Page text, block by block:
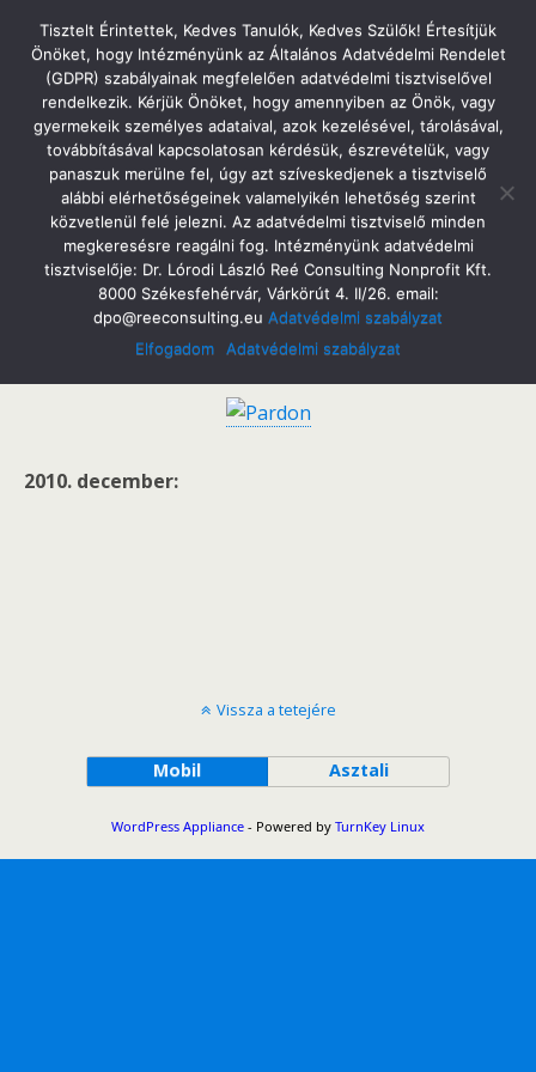
Tatabányai Árpád Gimnázium
Iskolaújság
Kedves diákok!
Megjelent az iskolaújság új száma. Jó szórakozást
2010. december:
Vissza a tetejére
Mobil Asztali
Tisztelt Érintettek, Kedves Tanulók, Kedves Szülők! Értesítjük
Önöket, hogy Intézményünk az Általános Adatvédelmi Rendelet
(GDPR) szabályainak megfelelően adatvédelmi tisztviselővel
rendelkezik. Kérjük Önöket, hogy amennyiben az Önök, vagy
gyermekeik személyes adataival, azok kezelésével, tárolásával,
továbbításával kapcsolatosan kérdésük, észrevételük, vagy
panaszuk merülne fel, úgy azt szíveskedjenek a tisztviselő
alábbi elérhetőségeinek valamelyikén lehetőség szerint
közvetlenül felé jelezni. Az adatvédelmi tisztviselő minden
megkeresésre reagálni fog. Intézményünk adatvédelmi
tisztviselője: Dr. Lórodi László Reé Consulting Nonprofit Kft.
8000 Székesfehérvár, Várkörút 4. II/26. email:
dpo@reeconsulting.eu Adatvédelmi szabályzat
Elfogadom
Adatvédelmi szabályzat
WordPress Appliance - Powered by TurnKey Linux